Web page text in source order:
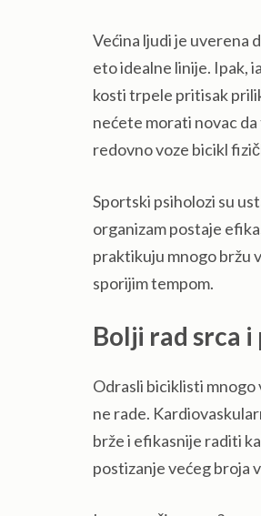
Većina ljudi je uverena
eto idealne linije. Ipak,
kosti trpele pritisak
nećete morati novac
redovno voze bicikl
Sportski psiholozi su
organizam postaje
praktikuju mnogo bržu
sporijim tempom.
Bolji rad srca i
Odrasli biciklisti mnogo
ne rade.
brže i efikasnije raditi
postizanje većeg broja